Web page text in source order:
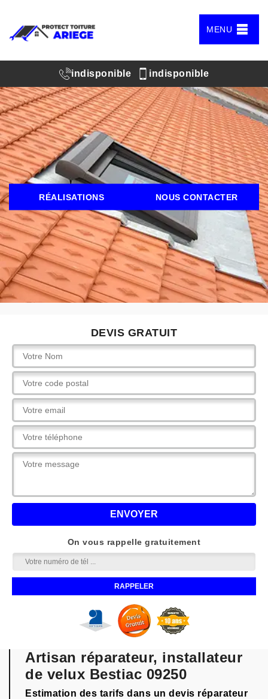
MENU
indisponible indisponible
RÉALISATIONS NOUS CONTACTER
DEVIS GRATUIT
On vous rappelle gratuitement
Artisan réparateur, installateur
de velux Bestiac 09250
Estimation des tarifs dans un devis réparateur